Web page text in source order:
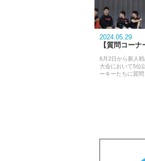
2024.05.29
【質問コー
6月2日から新人
大会において5位
ーキーたちに質問